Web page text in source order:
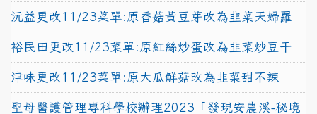
沅益更改11/23菜單:原香菇黃豆芽改為韭菜天婦羅
裕民田更改11/23菜單:原紅絲炒蛋改為韭菜炒豆干
津味更改11/23菜單:原大瓜鮮菇改為韭菜甜不辣
聖母醫護管理專科學校辦理2023「發現安農溪-秘境